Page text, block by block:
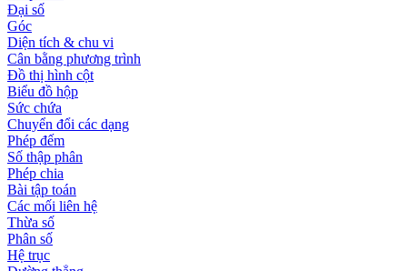
Đại số
Góc
Diện tích & chu vi
Cân bằng phương trình
Đồ thị hình cột
Biểu đồ hộp
Sức chứa
Chuyển đổi các dạng
Phép đếm
Số thập phân
Phép chia
Bài tập toán
Các mối liên hệ
Thừa số
Phân số
Hệ trục